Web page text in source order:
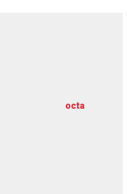
octa
dziļurbums